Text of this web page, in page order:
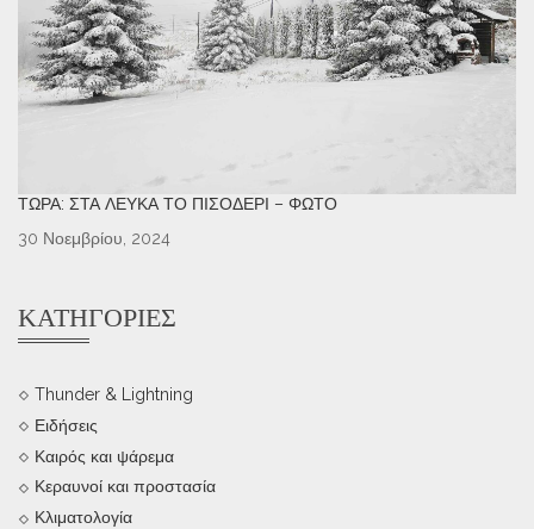
ΤΏΡΑ: ΣΤΑ ΛΕΥΚΆ ΤΟ ΠΙΣΟΔΈΡΙ – ΦΩΤΌ
30 Νοεμβρίου, 2024
ΚΑΤΗΓΟΡΊΕΣ
Thunder & Lightning
Ειδήσεις
Καιρός και ψάρεμα
Κεραυνοί και προστασία
Κλιματολογία